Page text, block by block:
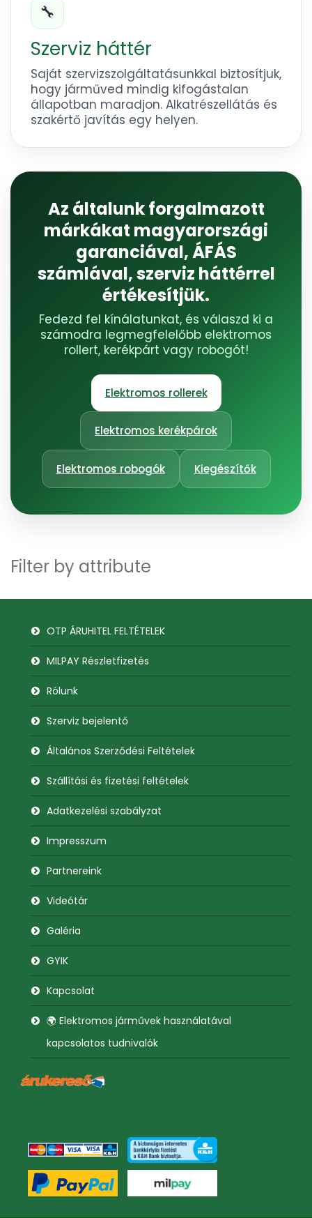
🔧
Szerviz háttér
Saját szervizszolgáltatásunkkal biztosítjuk,
hogy járműved mindig kifogástalan
állapotban maradjon. Alkatrészellátás és
szakértő javítás egy helyen.
Az általunk forgalmazott
márkákat magyarországi
garanciával, ÁFÁS
számlával, szerviz háttérrel
értékesítjük.
Fedezd fel kínálatunkat, és válaszd ki a
számodra legmegfelelőbb elektromos
rollert, kerékpárt vagy robogót!
Elektromos rollerek
Elektromos kerékpárok
Elektromos robogók Kiegészítők
Filter by attribute
OTP ÁRUHITEL FELTÉTELEK
MILPAY Részletfizetés
Rólunk
Szerviz bejelentő
Általános Szerződési Feltételek
Szállítási és fizetési feltételek
Adatkezelési szabályzat
Impresszum
Partnereink
Videótár
Galéria
GYIK
Kapcsolat
🌍 Elektromos járművek használatával
kapcsolatos tudnivalók